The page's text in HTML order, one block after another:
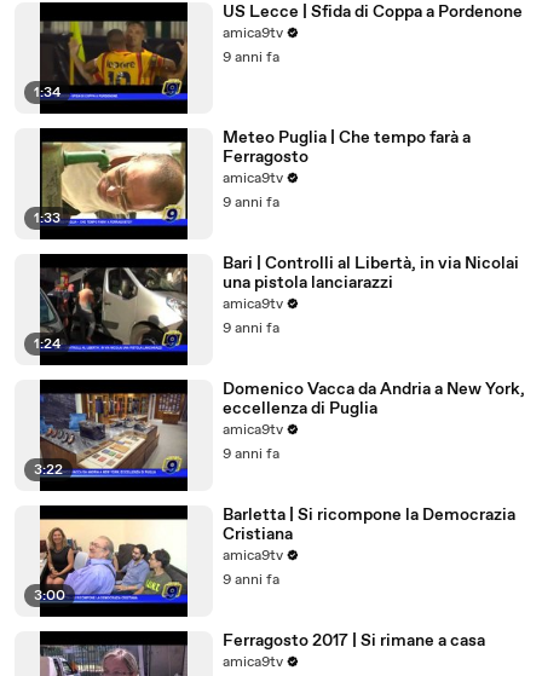
1:34
US Lecce | Sfida di Coppa a Pordenone
amica9tv
9 anni fa
1:33
Meteo Puglia | Che tempo farà a
Ferragosto
amica9tv
9 anni fa
1:24
Bari | Controlli al Libertà, in via Nicolai
una pistola lanciarazzi
amica9tv
9 anni fa
3:22
Domenico Vacca da Andria a New York,
eccellenza di Puglia
amica9tv
9 anni fa
3:00
Barletta | Si ricompone la Democrazia
Cristiana
amica9tv
9 anni fa
Ferragosto 2017 | Si rimane a casa
amica9tv